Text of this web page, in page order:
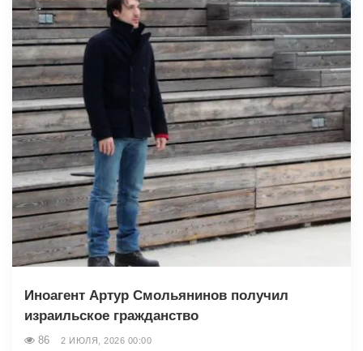
Иноагент Артур Смольянинов получил
израильское гражданство
86 2 ИЮЛЯ, 2026 00:00